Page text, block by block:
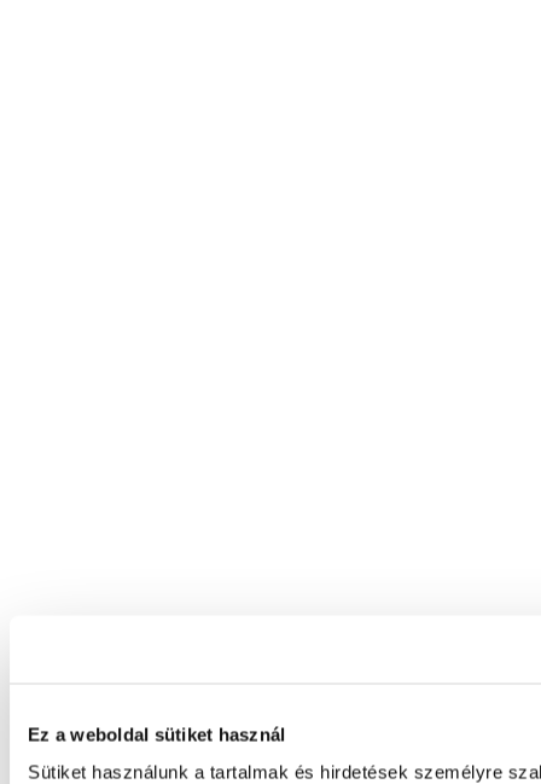
Ez a weboldal sütiket használ
Sütiket használunk a tartalmak és hirdetések személyre